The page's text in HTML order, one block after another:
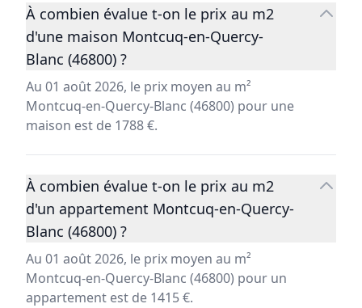
À combien évalue t-on le prix au m2
d'une maison Montcuq-en-Quercy-
Blanc (46800) ?
Au 01 août 2026, le prix moyen au m²
Montcuq-en-Quercy-Blanc (46800) pour une
maison est de 1788 €.
À combien évalue t-on le prix au m2
d'un appartement Montcuq-en-Quercy-
Blanc (46800) ?
Au 01 août 2026, le prix moyen au m²
Montcuq-en-Quercy-Blanc (46800) pour un
appartement est de 1415 €.